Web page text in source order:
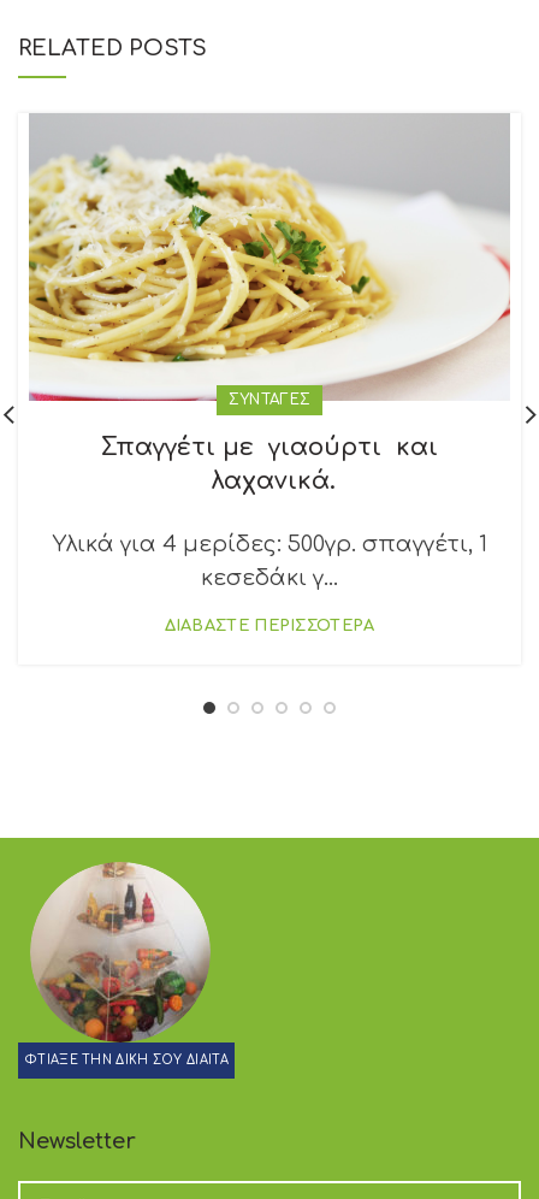
RELATED POSTS
ΣΥΝΤΑΓΕΣ
Σπαγγέτι με γιαούρτι και
λαχανικά.
Υλικά για 4 μερίδες: 500γρ. σπαγγέτι, 1
κεσεδάκι γ...
ΔΙΑΒΑΣΤΕ ΠΕΡΙΣΣΟΤΕΡΑ
ΦΤΙΑΞΕ ΤΗΝ ΔΙΚΗ ΣΟΥ ΔΙΑΙΤΑ
Newsletter